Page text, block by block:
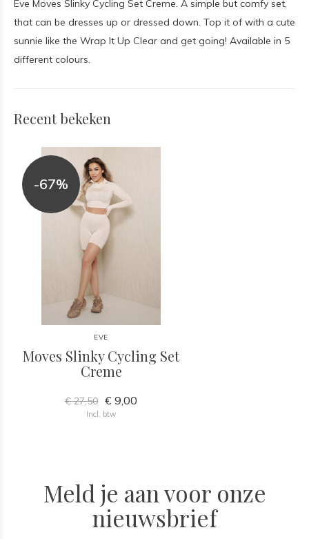
Eve Moves Slinky Cycling Set Creme. A simple but comfy set,
that can be dresses up or dressed down. Top it of with a cute
sunnie like the Wrap It Up Clear and get going! Available in 5
different colours.
Recent bekeken
-67%
EVE
Moves Slinky Cycling Set
Creme
€ 27,50 € 9,00
Incl. btw
Meld je aan voor onze
nieuwsbrief